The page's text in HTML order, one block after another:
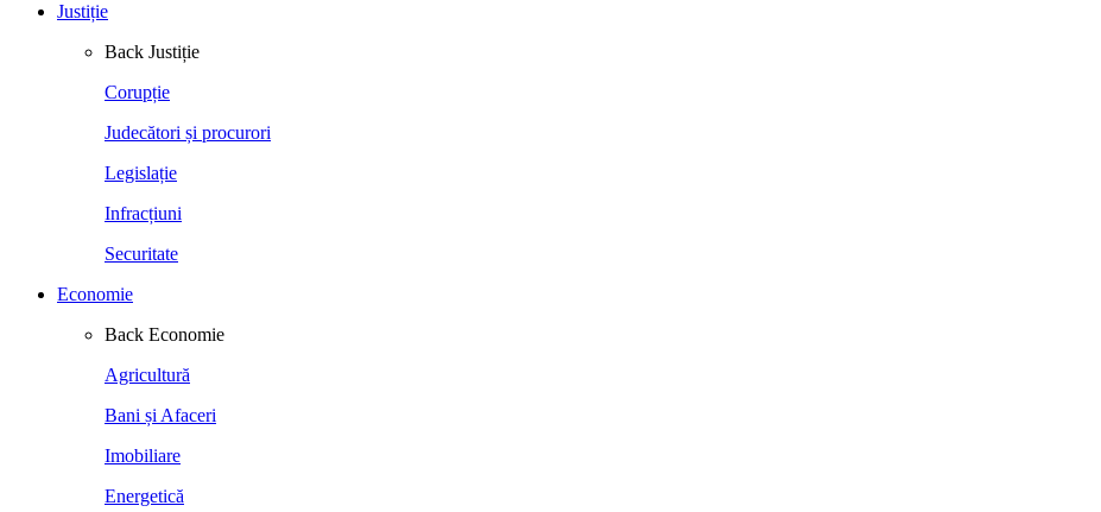
Justiție
Back Justiție
Corupție
Judecători și procurori
Legislație
Infracțiuni
Securitate
Economie
Back Economie
Agricultură
Bani și Afaceri
Imobiliare
Energetică